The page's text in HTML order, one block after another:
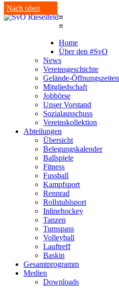
Nach oben
≡
≡
Home
Über den #SvO
News
Vereinsgeschichte
Gelände-Öffnungszeiten
Mitgliedschaft
Jobbörse
Unser Vorstand
Sozialausschuss
Vereinskollektion
Abteilungen
Übersicht
Belegungskalender
Ballspiele
Fitness
Fussball
Kampfsport
Rennrad
Rollstuhlsport
Inlinehockey
Tanzen
Turnspass
Volleyball
Lauftreff
Baskin
Gesamtprogramm
Medien
Downloads